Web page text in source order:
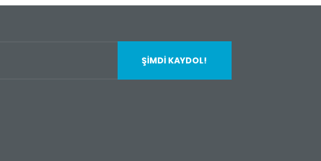
ŞİMDİ KAYDOL!